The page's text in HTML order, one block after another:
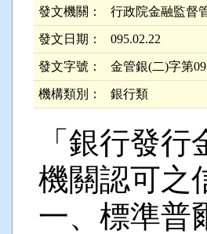
發文機關： 行政院金融監督
發文日期： 095.02.22
發文字號： 金管銀(二)字第
機構類別： 銀行類
「銀行發
機關認可之
一、標準普